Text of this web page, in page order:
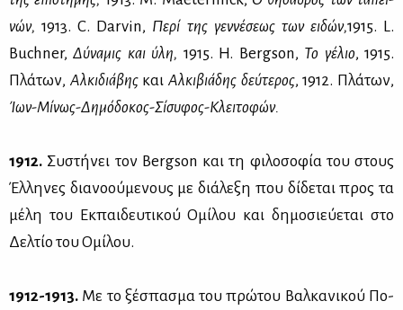
νών,1913. C. Darvin, Πε­ρί της γεν­νέ­σε­ως των ει­δών,1915. L.
Buchner,Δύ­να­μις και ύλη, 1915. H. Bergson, Το γέ­λιο, 1915.
Πλά­των, Αλ­κι­διά­βης καιΑλ­κι­βιά­δης δεύ­τε­ρος, 1912. Πλά­των,
Ίων-Μί­νως-Δη­μό­δο­κος-Σί­συ­φος-Κλει­το­φών.
1912. Συ­στή­νει τον Bergson και τη φι­λο­σο­φία του στους
Έλ­λη­νες δια­νο­ού­με­νους με διά­λε­ξη που δί­δε­ται προς τα
μέ­λη του Εκ­παι­δευ­τι­κού Ομί­λου και δη­μο­σιεύ­ε­ται στο
Δελ­τίο του Ομί­λου.
1912-1913. Με το ξέ­σπα­σμα του πρώ­του Βαλ­κα­νι­κού Πο­